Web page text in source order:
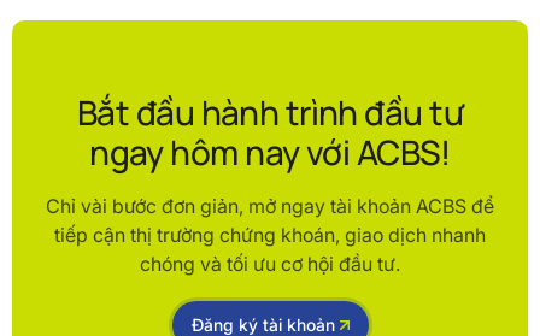
Bắt đầu hành trình đầu tư
ngay hôm nay với ACBS!
Chỉ vài bước đơn giản, mở ngay tài khoản ACBS để
tiếp cận thị trường chứng khoán, giao dịch nhanh
chóng và tối ưu cơ hội đầu tư.
Đăng ký tài khoản